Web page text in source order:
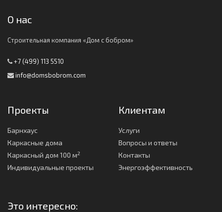
О нас
Строительная компания «Дом с бобром»
+7 (499) 113 5510
info@domsbobrom.com
Проекты
Барнхаус
Каркасные дома
Каркасный дом 100 м2
Индивидуальные проекты
Клиентам
Услуги
Вопросы и ответы
Контакты
Энергоэффективность
Это интересно: